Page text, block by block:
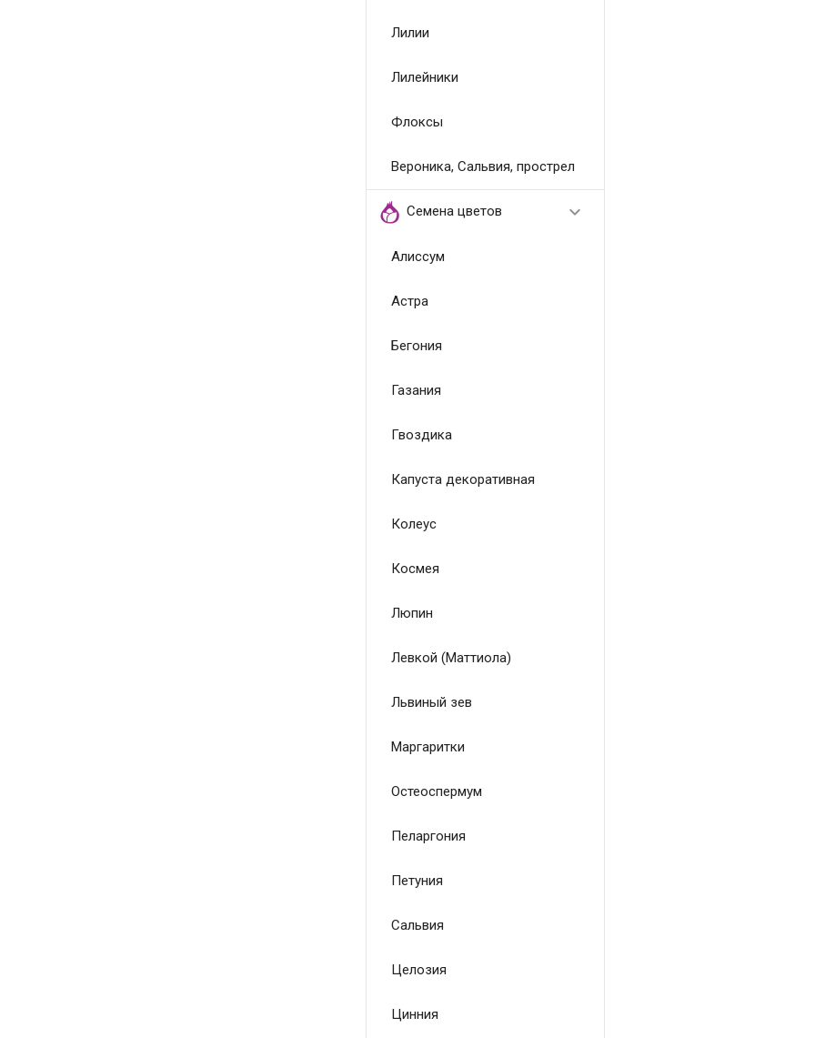
Лилии
Лилейники
Флоксы
Вероника, Сальвия, прострел
Семена цветов 
Алиссум
Астра
Бегония
Газания
Гвоздика
Капуста декоративная
Колеус
Космея
Люпин
Левкой (Маттиола)
Львиный зев
Маргаритки
Остеоспермум
Пеларгония
Петуния
Сальвия
Целозия
Цинния